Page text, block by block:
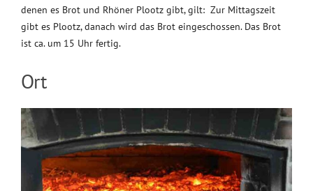
denen es Brot und Rhöner Plootz gibt, gilt: Zur Mittagszeit
gibt es Plootz, danach wird das Brot eingeschossen. Das Brot
ist ca. um 15 Uhr fertig.
Ort